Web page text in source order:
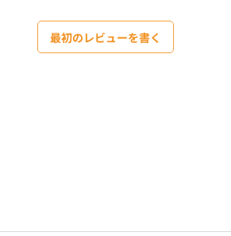
最初のレビューを書く